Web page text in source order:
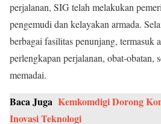
perjalanan, SIG telah melakukan
pengemudi dan kelayakan armada.
berbagai fasilitas penunjang, termasuk
perlengkapan perjalanan, obat-obatan,
memadai.
Baca Juga Kemkomdigi Dorong
Inovasi Teknologi